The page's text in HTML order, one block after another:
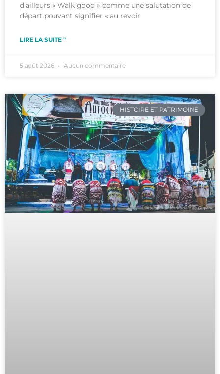
d’ailleurs « Walk good » comme une salutation de
départ pouvant signifier « au revoir
LIRE LA SUITE "
5 août 2026 Aucun commentaire
HISTOIRE ET PATRIMOINE